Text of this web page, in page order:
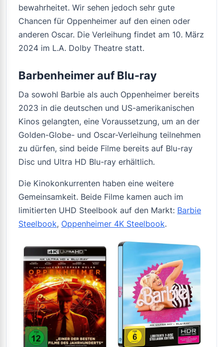
bewahrheitet. Wir sehen jedoch sehr gute
Chancen für Oppenheimer auf den einen oder
anderen Oscar. Die Verleihung findet am 10. März
2024 im L.A. Dolby Theatre statt.
Barbenheimer auf Blu-ray
Da sowohl Barbie als auch Oppenheimer bereits
2023 in die deutschen und US-amerikanischen
Kinos gelangten, eine Voraussetzung, um an der
Golden-Globe- und Oscar-Verleihung teilnehmen
zu dürfen, sind beide Filme bereits auf Blu-ray
Disc und Ultra HD Blu-ray erhältlich.
Die Kinokonkurrenten haben eine weitere
Gemeinsamkeit. Beide Filme kamen auch im
limitierten UHD Steelbook auf den Markt: Barbie
Steelbook, Oppenheimer 4K Steelbook.